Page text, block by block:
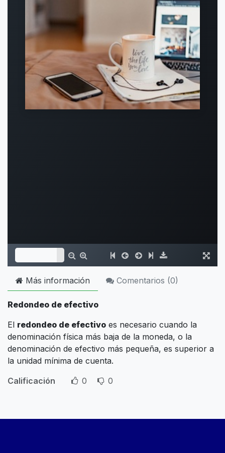
Más información Comentarios (0)
Redondeo de efectivo
El redondeo de efectivo es necesario cuando la
denominación física más baja de la moneda, o la
denominación de efectivo más pequeña, es superior a
la unidad mínima de cuenta.
Calificación
0 0